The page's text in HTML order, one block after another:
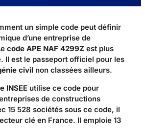
un simple code peut définir
d’une entreprise de
code APE NAF 4299Z est plus
Il est le passeport officiel pour les
civil non classées ailleurs.
INSEE utilise ce code pour
de constructions
15 528 sociétés sous ce code, il
clé en France. Il emploie 13